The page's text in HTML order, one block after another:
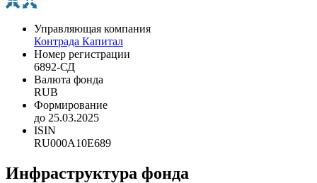
Управляющая компания
Контрада Капитал
Номер регистрации
6892-СД
Валюта фонда
RUB
Формирование
до 25.03.2025
ISIN
RU000A10E689
Инфраструктура фонда